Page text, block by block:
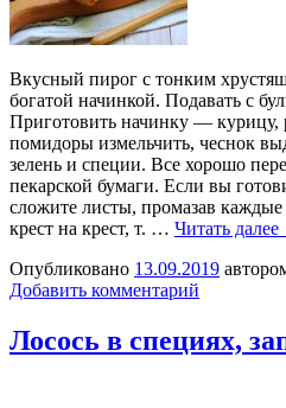
Вкусный пирог с тонким
богатой начинкой. Подавать с
Приготовить начинку —
помидоры измельчить, чеснок
зелень и специи. Все хорошо
пекарской бумаги. Если вы
сложите листы, промазав
крест на крест, т. … Читать далее
Опубликовано 13.09.2019
Добавить комментарий
Лосось в специях,